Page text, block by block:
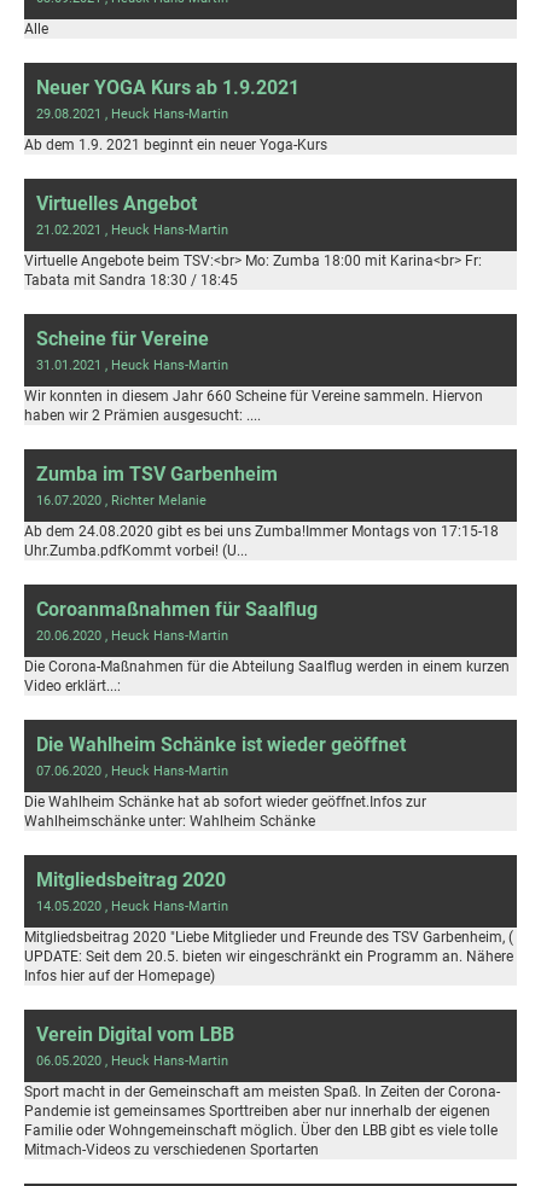
Alle
Neuer YOGA Kurs ab 1.9.2021
29.08.2021 , Heuck Hans-Martin
Ab dem 1.9. 2021 beginnt ein neuer Yoga-Kurs
Virtuelles Angebot
21.02.2021 , Heuck Hans-Martin
Virtuelle Angebote beim TSV:<br> Mo: Zumba 18:00 mit Karina<br> Fr:
Tabata mit Sandra 18:30 / 18:45
Scheine für Vereine
31.01.2021 , Heuck Hans-Martin
Wir konnten in diesem Jahr 660 Scheine für Vereine sammeln. Hiervon
haben wir 2 Prämien ausgesucht: ....
Zumba im TSV Garbenheim
16.07.2020 , Richter Melanie
Ab dem 24.08.2020 gibt es bei uns Zumba!Immer Montags von 17:15-18
Uhr.Zumba.pdfKommt vorbei! (U...
Coroanmaßnahmen für Saalflug
20.06.2020 , Heuck Hans-Martin
Die Corona-Maßnahmen für die Abteilung Saalflug werden in einem kurzen
Video erklärt...:
Die Wahlheim Schänke ist wieder geöffnet
07.06.2020 , Heuck Hans-Martin
Die Wahlheim Schänke hat ab sofort wieder geöffnet.Infos zur
Wahlheimschänke unter: Wahlheim Schänke
Mitgliedsbeitrag 2020
14.05.2020 , Heuck Hans-Martin
Mitgliedsbeitrag 2020 "Liebe Mitglieder und Freunde des TSV Garbenheim, (
UPDATE: Seit dem 20.5. bieten wir eingeschränkt ein Programm an. Nähere
Infos hier auf der Homepage)
Verein Digital vom LBB
06.05.2020 , Heuck Hans-Martin
Sport macht in der Gemeinschaft am meisten Spaß. In Zeiten der Corona-
Pandemie ist gemeinsames Sporttreiben aber nur innerhalb der eigenen
Familie oder Wohngemeinschaft möglich. Über den LBB gibt es viele tolle
Mitmach-Videos zu verschiedenen Sportarten